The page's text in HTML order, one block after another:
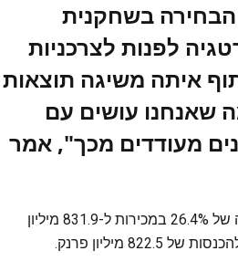
בשחקנית
לפנות לצרכניות
איתה משיגה תוצאות
שאנחנו עושים עם
מעודדים מכך", אמר
עבור שלושת החודשים הראשונים של השנה, דיווחה החברה על עלייה של 26.4% במכירות ל-831.9 מיליון